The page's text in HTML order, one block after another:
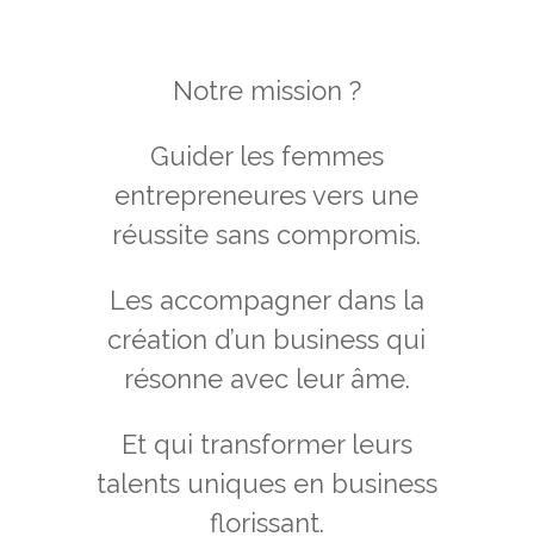
Notre mission ?
Guider les femmes
entrepreneures vers une
réussite sans compromis.
Les accompagner dans la
création d’un business qui
résonne avec leur âme.
Et qui transformer leurs
talents uniques en business
florissant.